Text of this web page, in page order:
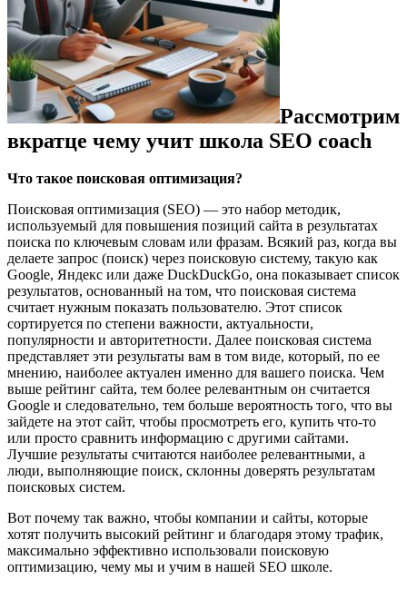
Рассмотрим
вкратце чему учит школа SEO coach
Что такое поисковая оптимизация?
Поисковая оптимизация (SEO) — это набор методик,
используемый для повышения позиций сайта в результатах
поиска по ключевым словам или фразам. Всякий раз, когда вы
делаете запрос (поиск) через поисковую систему, такую ​​как
Google, Яндекс или даже DuckDuckGo, она показывает список
результатов, основанный на том, что поисковая система
считает нужным показать пользователю. Этот список
сортируется по степени важности, актуальности,
популярности и авторитетности. Далее поисковая система
представляет эти результаты вам в том виде, который, по ее
мнению, наиболее актуален именно для вашего поиска. Чем
выше рейтинг сайта, тем более релевантным он считается
Google и следовательно, тем больше вероятность того, что вы
зайдете на этот сайт, чтобы просмотреть его, купить что-то
или просто сравнить информацию с другими сайтами.
Лучшие результаты считаются наиболее релевантными, а
люди, выполняющие поиск, склонны доверять результатам
поисковых систем.
Вот почему так важно, чтобы компании и сайты, которые
хотят получить высокий рейтинг и благодаря этому трафик,
максимально эффективно использовали поисковую
оптимизацию, чему мы и учим в нашей SEO школе.